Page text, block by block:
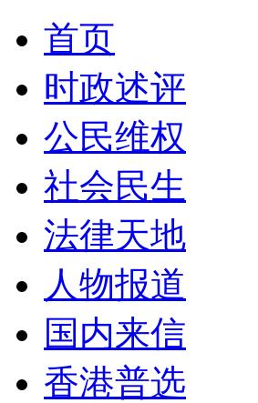
首页
时政述评
公民维权
社会民生
法律天地
人物报道
国内来信
香港普选